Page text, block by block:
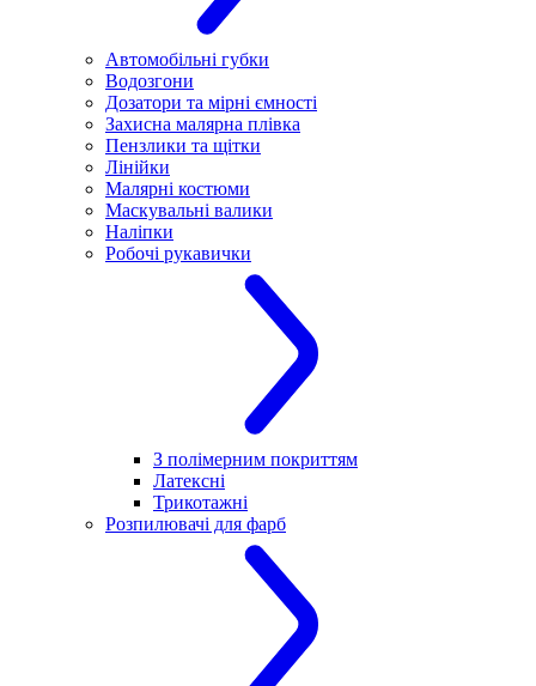
Автомобільні губки
Водозгони
Дозатори та мірні ємності
Захисна малярна плівка
Пензлики та щітки
Лінійки
Малярні костюми
Маскувальні валики
Наліпки
Робочі рукавички
З полімерним покриттям
Латексні
Трикотажні
Розпилювачі для фарб